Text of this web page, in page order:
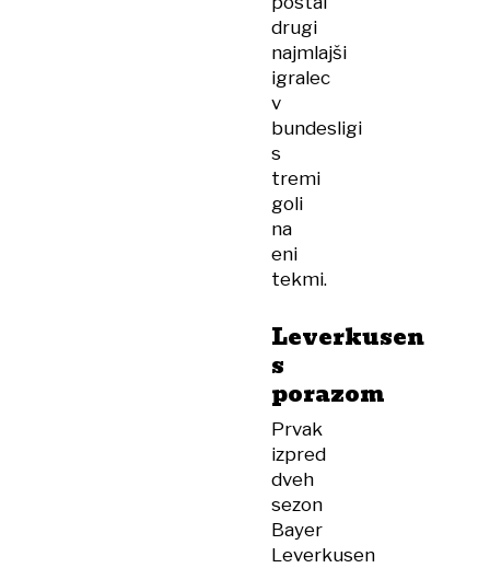
drugi
najmlajši
igralec
v
bundesligi
s
tremi
goli
na
eni
tekmi.
Leverkusen
s
porazom
Prvak
izpred
dveh
sezon
Bayer
Leverkusen